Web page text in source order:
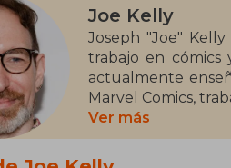
Joe Kelly
Joseph "Joe"
trabajo en cómics
actualmente
Marvel Comics,
Entre sus obras
X: Renovación 3 -
Ver más